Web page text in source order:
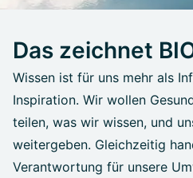
Das zeichnet
Wissen ist für uns mehr als
Inspiration. Wir wollen
teilen, was wir wissen, und
weitergeben. Gleichzeitig
Verantwortung für unsere